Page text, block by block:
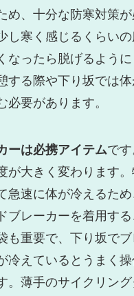
め、十分な防寒対策
し寒く感じるくらいの
なったら脱げるように
する際や下り坂では
必要があります。
ーは必携アイテムで
が大きく変わります。
急速に体が冷えるた
ブレーカーを着用す
も重要で、下り坂で
冷えているとうまく
。薄手のサイクリン